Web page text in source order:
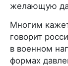
желающую
Многим
говорит
в военном
формах